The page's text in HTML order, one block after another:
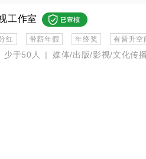
工作室
红 带薪年假 年终奖 有晋升空
少于50人 |
媒体/出版/影视/文化传